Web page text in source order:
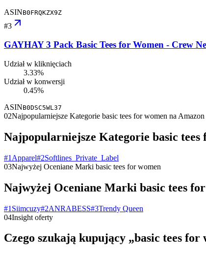
ASINB0FRQKZX9Z
#3
GAYHAY 3 Pack Basic Tees for Women - Crew
Udział w kliknięciach
3.33%
Udział w konwersji
0.45%
ASINB0DSC5WL37
02Najpopularniejsze Kategorie basic tees for women na Amazon
Najpopularniejsze Kategorie basic tees
#1 Apparel#2Softlines_Private_Label
03Najwyżej Oceniane Marki basic tees for women
Najwyżej Oceniane Marki basic tees
#1 Siimcuzy#2ANRABESS#3Trendy Queen
04Insight oferty
Czego szukają kupujący „basic tees for